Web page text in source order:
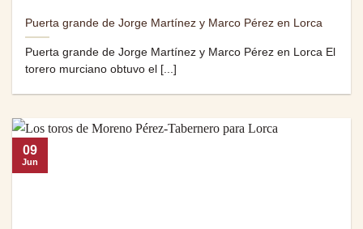
Puerta grande de Jorge Martínez y Marco Pérez en Lorca
Puerta grande de Jorge Martínez y Marco Pérez en Lorca El
torero murciano obtuvo el [...]
09
Jun